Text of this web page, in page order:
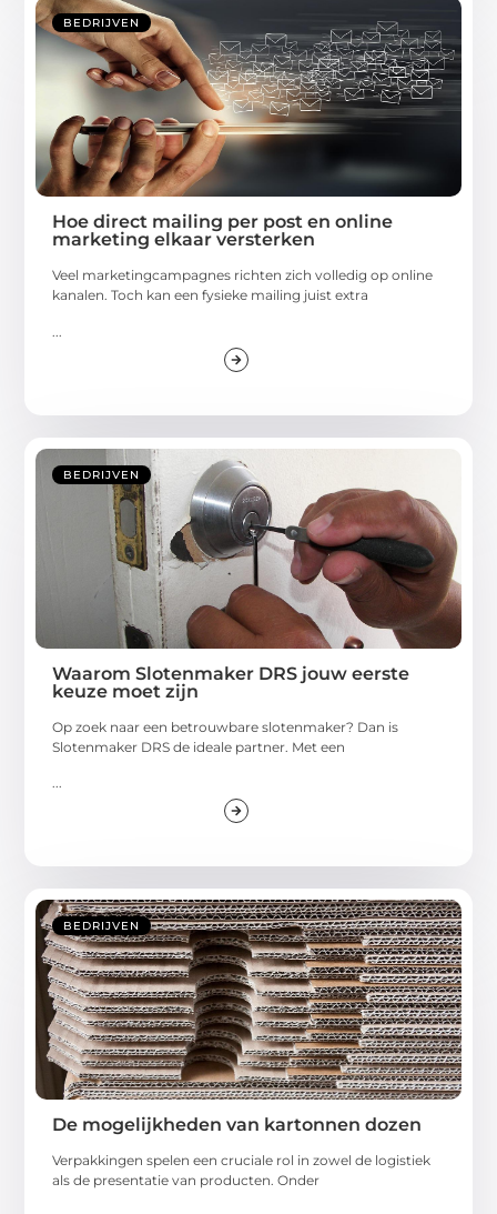
BEDRIJVEN
Hoe direct mailing per post en online
marketing elkaar versterken
Veel marketingcampagnes richten zich volledig op online
kanalen. Toch kan een fysieke mailing juist extra
BEDRIJVEN
Waarom Slotenmaker DRS jouw eerste
keuze moet zijn
Op zoek naar een betrouwbare slotenmaker? Dan is
Slotenmaker DRS de ideale partner. Met een
...
BEDRIJVEN
De mogelijkheden van kartonnen dozen
Verpakkingen spelen een cruciale rol in zowel de logistiek
als de presentatie van producten. Onder